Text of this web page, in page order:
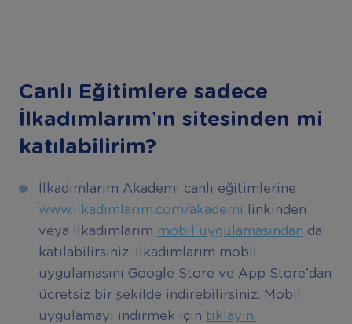
Canlı Eğitimlere sadece
İlkadımlarım’ın sitesinden mi
katılabilirim?
İlkadımlarım Akademi canlı eğitimlerine
www.ilkadımlarım.com/akademi
linkinden
veya İlkadımlarım mobil uygulamasından da
katılabilirsiniz. İlkadımlarım mobil
uygulamasını Google Store ve App Store’dan
ücretsiz bir şekilde indirebilirsiniz. Mobil
uygulamayı indirmek için tıklayın.